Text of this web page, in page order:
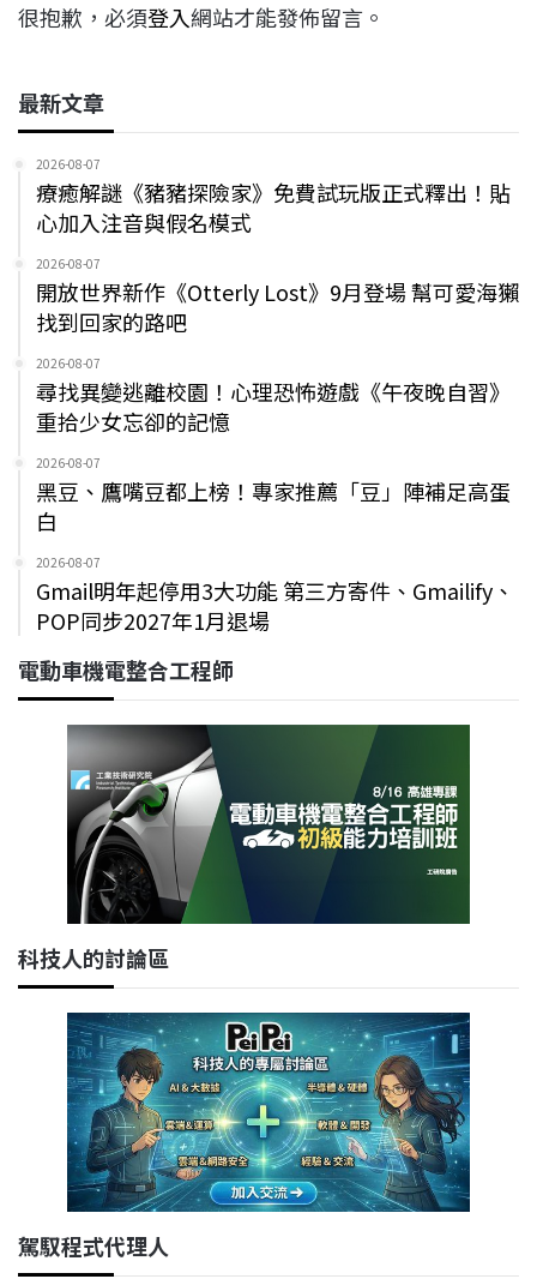
很抱歉，必須登入網站才能發佈留言。
最新文章
2026-08-07
療癒解謎《豬豬探險家》免費試玩版正式釋出！貼
心加入注音與假名模式
2026-08-07
開放世界新作《Otterly Lost》9月登場 幫可愛海獺
找到回家的路吧
2026-08-07
尋找異變逃離校園！心理恐怖遊戲《午夜晚自習》
重拾少女忘卻的記憶
2026-08-07
黑豆、鷹嘴豆都上榜！專家推薦「豆」陣補足高蛋
白
2026-08-07
Gmail明年起停用3大功能 第三方寄件、Gmailify、
POP同步2027年1月退場
電動車機電整合工程師
科技人的討論區
駕馭程式代理人